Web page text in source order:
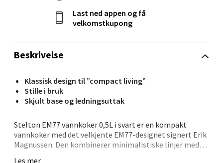
Beskrivelse
Klassisk design til ”compact living”
Stille i bruk
Skjult base og ledningsuttak
Stelton EM77 vannkoker 0,5L i svart er en kompakt
vannkoker med det velkjente EM77-designet signert Erik
Magnussen. Den kombinerer minimalistiske linjer med
Les mer
Last ned appen og få
velkomstkupong
Molde - Moldetorget
Torget 1, 6413 Molde
Åpent i dag 10-20
Velg